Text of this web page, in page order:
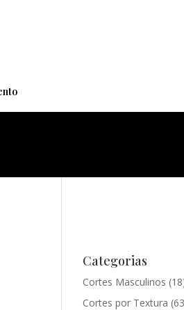
Categorias
Cortes Masculinos
Cortes por Textura